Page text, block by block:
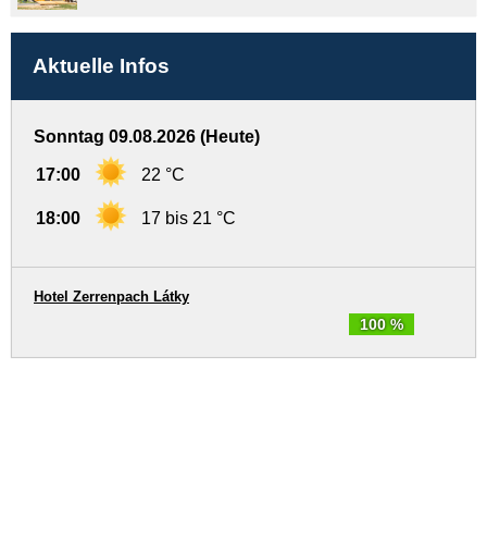
Aktuelle Infos
Sonntag 09.08.2026 (Heute)
17:00 22 °C
18:00 17 bis 21 °C
100 %
Hotel Zerrenpach Látky